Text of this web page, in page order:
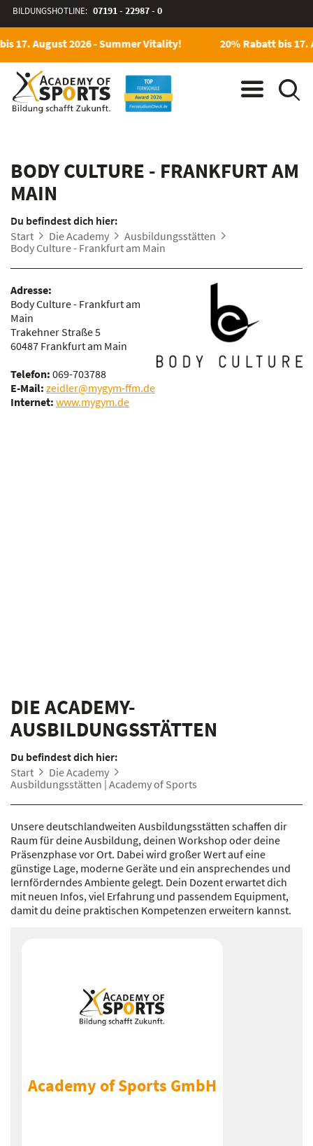
BILDUNGSHOTLINE: 07191 - 22987 - 0
17. August 2026 - Summer Vitality! 20% Rabatt bis 17.
BODY CULTURE - FRANKFURT AM
MAIN
Du befindest dich hier:
Start
Die Academy
Ausbildungsstätten
Body Culture - Frankfurt am Main
Adresse:
Body Culture - Frankfurt am
Main
Trakehner Straße 5
60487 Frankfurt am Main
Telefon: 069-703788
E-Mail: zeidler@mygym-ffm.de
Internet: www.mygym.de
DIE ACADEMY-
AUSBILDUNGSSTÄTTEN
Du befindest dich hier:
Start
Die Academy
Ausbildungsstätten | Academy of Sports
Unsere deutschlandweiten Ausbildungsstätten schaffen dir
Raum für deine Ausbildung, deinen Workshop oder deine
Präsenzphase vor Ort. Dabei wird großer Wert auf eine
günstige Lage, moderne Geräte und ein ansprechendes und
lernförderndes Ambiente gelegt. Dein Dozent erwartet dich
mit neuen Infos, viel Erfahrung und passendem Equipment,
damit du deine praktischen Kompetenzen erweitern kannst.
Academy of Sports GmbH